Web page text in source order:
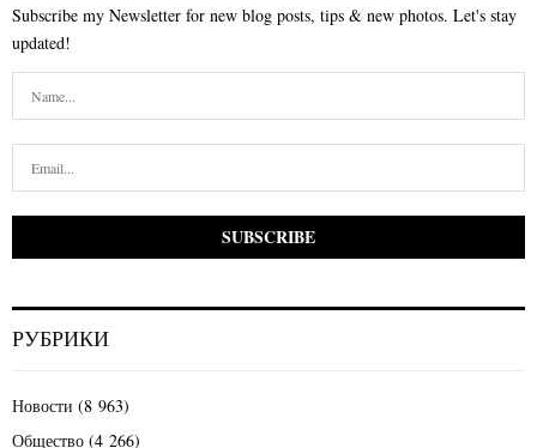
Subscribe my Newsletter for new blog posts, tips & new photos. Let's stay
updated!
РУБРИКИ
Новости (8 963)
Общество (4 266)